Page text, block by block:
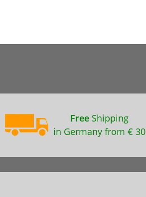
FreeShipping
in Germany from € 30